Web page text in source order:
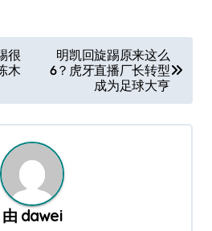
很
木
明凯回旋踢原来这么
6？虎牙直播厂长转型
成为足球大亨
由 dawei